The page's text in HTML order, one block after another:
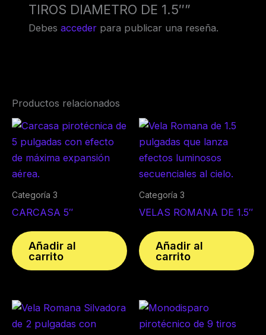
TIROS DIAMETRO DE 1.5″”
Debesacceder para publicar una reseña.
Productos relacionados
Categoría 3
CARCASA 5″
Añadir al
carrito
Categoría 3
VELAS ROMANA DE 1.5″
Añadir al
carrito